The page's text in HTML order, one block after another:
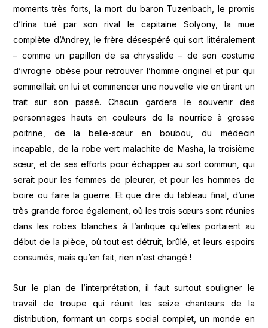
moments très forts, la mort du baron Tuzenbach, le promis
d’Irina tué par son rival le capitaine Solyony, la mue
complète d’Andrey, le frère désespéré qui sort littéralement
– comme un papillon de sa chrysalide – de son costume
d’ivrogne obèse pour retrouver l’homme originel et pur qui
sommeillait en lui et commencer une nouvelle vie en tirant un
trait sur son passé. Chacun gardera le souvenir des
personnages hauts en couleurs de la nourrice à grosse
poitrine, de la belle-sœur en boubou, du médecin
incapable, de la robe vert malachite de Masha, la troisième
sœur, et de ses efforts pour échapper au sort commun, qui
serait pour les femmes de pleurer, et pour les hommes de
boire ou faire la guerre. Et que dire du tableau final, d’une
très grande force également, où les trois sœurs sont réunies
dans les robes blanches à l’antique qu’elles portaient au
début de la pièce, où tout est détruit, brûlé, et leurs espoirs
consumés, mais qu’en fait, rien n’est changé !
Sur le plan de l’interprétation, il faut surtout souligner le
travail de troupe qui réunit les seize chanteurs de la
distribution, formant un corps social complet, un monde en